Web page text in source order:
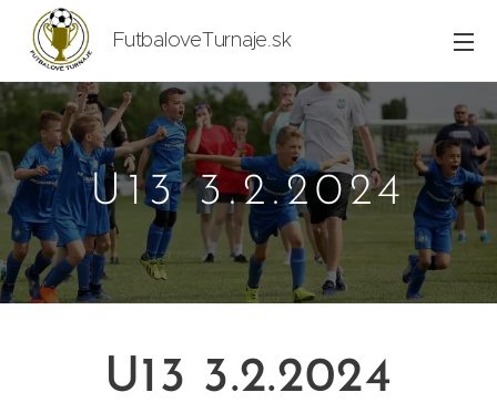
FutbaloveTurnaje.sk
U13 3.2.2024
U13 3.2.2024